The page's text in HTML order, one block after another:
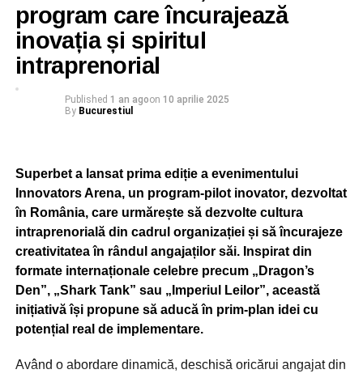
UP NEXT
Aici sunt banii dvs.: Primăria condusa de
Gabriela Firea a triplat cheltuielile cu salariile in
ultimii patru ani!
DON'T MISS
Amenzi record in Bucuresti pentru cei care nu
program care încurajează
inovația și spiritul
intraprenorial
Published 1 an agoon 10 aprilie 2025
By Bucurestiul
Superbet a lansat prima ediție a evenimentului
Innovators Arena, un program-pilot inovator, dezvoltat
în România, care urmărește să dezvolte cultura
intraprenorială din cadrul organizației și să încurajeze
creativitatea în rândul angajaților săi. Inspirat din
formate internaționale celebre precum „Dragon’s
Den”, „Shark Tank” sau „Imperiul Leilor”, această
inițiativă își propune să aducă în prim-plan idei cu
potențial real de implementare.
Având o abordare dinamică, deschisă oricărui angajat din